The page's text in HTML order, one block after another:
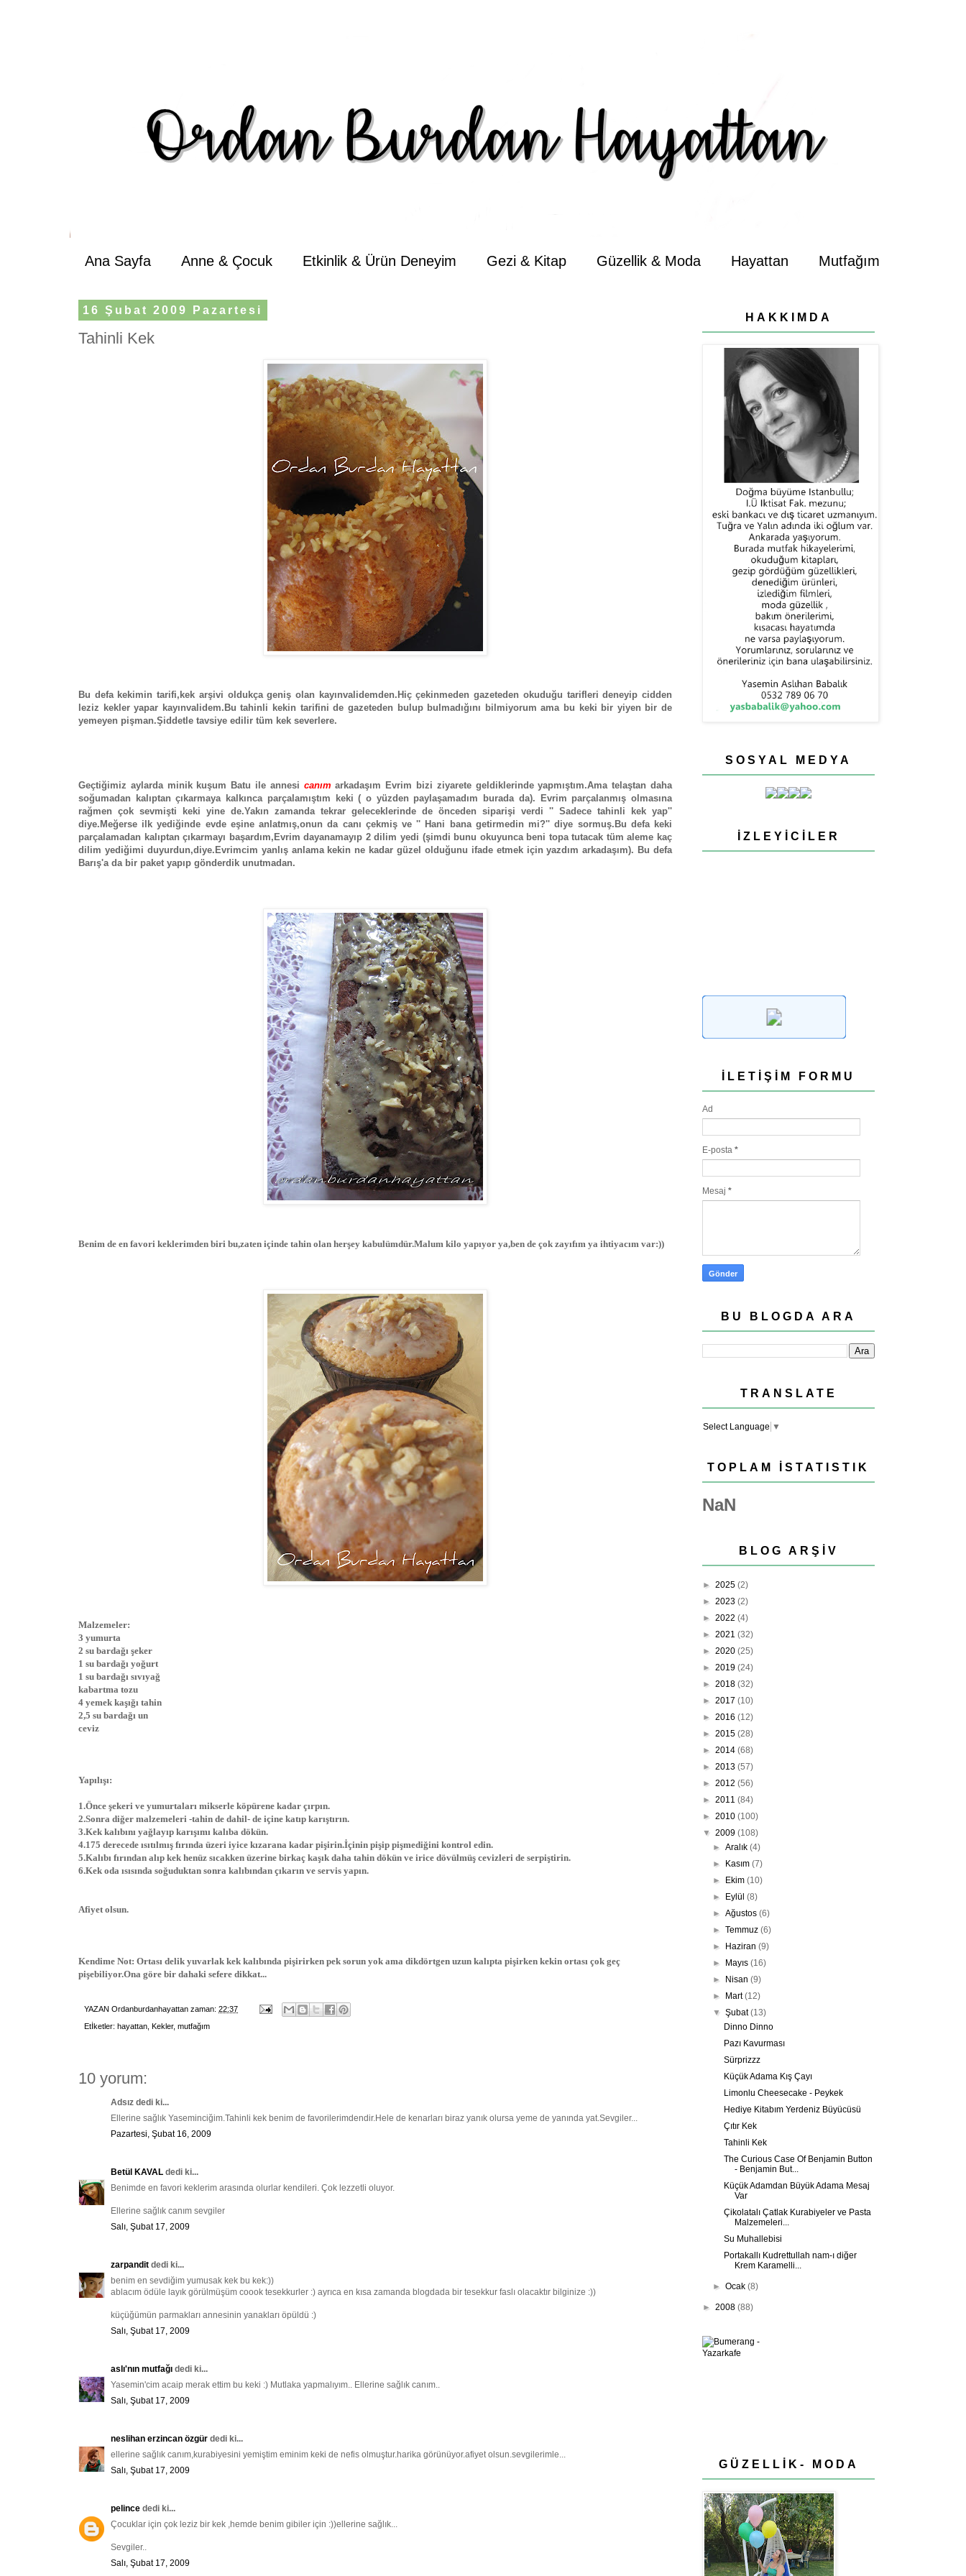
Ana Sayfa Anne & Çocuk Etkinlik & Ürün Deneyim Gezi & Kitap Güzellik & Moda Hayattan Mutfağım
16 Şubat 2009 Pazartesi
Tahinli Kek
Bu defa kekimin tarifi,kek arşivi oldukça geniş olan kayınvalidemden.Hiç çekinmeden gazeteden okuduğu tarifleri deneyip cidden
leziz kekler yapar kayınvalidem.Bu tahinli kekin tarifini de gazeteden bulup bulmadığını bilmiyorum ama bu keki bir yiyen bir de
yemeyen pişman.Şiddetle tavsiye edilir tüm kek severlere.
Geçtiğimiz aylarda minik kuşum Batu ile annesi canım arkadaşım Evrim bizi ziyarete geldiklerinde yapmıştım.Ama telaştan daha
soğumadan kalıptan çıkarmaya kalkınca parçalamıştım keki ( o yüzden paylaşamadım burada da). Evrim parçalanmış olmasına
rağmen çok sevmişti keki yine de.Yakın zamanda tekrar geleceklerinde de önceden siparişi verdi '' Sadece tahinli kek yap''
diye.Meğerse ilk yediğinde evde eşine anlatmış,onun da canı çekmiş ve '' Hani bana getirmedin mi?'' diye sormuş.Bu defa keki
parçalamadan kalıptan çıkarmayı başardım,Evrim dayanamayıp 2 dilim yedi (şimdi bunu okuyunca beni topa tutacak tüm aleme kaç
dilim yediğimi duyurdun,diye.Evrimcim yanlış anlama kekin ne kadar güzel olduğunu ifade etmek için yazdım arkadaşım). Bu defa
Barış'a da bir paket yapıp gönderdik unutmadan.
Benim de en favori keklerimden biri bu,zaten içinde tahin olan herşey kabulümdür.Malum kilo yapıyor ya,ben de çok zayıfım ya ihtiyacım var:))
Malzemeler:
3 yumurta
2 su bardağı şeker
1 su bardağı yoğurt
1 su bardağı sıvıyağ
kabartma tozu
4 yemek kaşığı tahin
2,5 su bardağı un
ceviz
Yapılışı:
1.Önce şekeri ve yumurtaları mikserle köpürene kadar çırpın.
2.Sonra diğer malzemeleri -tahin de dahil- de içine katıp karıştırın.
3.Kek kalıbını yağlayıp karışımı kalıba dökün.
4.175 derecede ısıtılmış fırında üzeri iyice kızarana kadar pişirin.İçinin pişip pişmediğini kontrol edin.
5.Kalıbı fırından alıp kek henüz sıcakken üzerine birkaç kaşık daha tahin dökün ve irice dövülmüş cevizleri de serpiştirin.
6.Kek oda ısısında soğuduktan sonra kalıbından çıkarın ve servis yapın.
Afiyet olsun.
Kendime Not: Ortası delik yuvarlak kek kalıbında pişirirken pek sorun yok ama dikdörtgen uzun kalıpta pişirken kekin ortası çok geç
pişebiliyor.Ona göre bir dahaki sefere dikkat...
YAZAN Ordanburdanhayattan zaman: 22:37
Etİketler: hayattan Kekler, mutfağım
10 yorum:
Adsız dedi ki...
Ellerine sağlık Yaseminciğim.Tahinli kek benim de favorilerimdendir.Hele de kenarları biraz yanık olursa yeme de yanında yat.Sevgiler...
Pazartesi, Şubat 16, 2009
Betül KAVAL dedi ki...
Benimde en favori keklerim arasında olurlar kendileri. Çok lezzetli oluyor.
Ellerine sağlık canım sevgiler
Salı, Şubat 17, 2009
zarpandit dedi ki...
benim en sevdiğim yumusak kek bu kek:))
ablacım ödüle layık görülmüşüm coook tesekkurler :) ayrıca en kısa zamanda blogdada bir tesekkur faslı olacaktır bilginize :))
küçüğümün parmakları annesinin yanakları öpüldü :)
Salı, Şubat 17, 2009
aslı'nın mutfağı dedi ki...
Yasemin'cim acaip merak ettim bu keki :) Mutlaka yapmalıyım.. Ellerine sağlık canım..
Salı, Şubat 17, 2009
neslihan erzincan özgür dedi ki...
ellerine sağlık canım,kurabiyesini yemiştim eminim keki de nefis olmuştur.harika görünüyor.afiyet olsun.sevgilerimle...
Salı, Şubat 17, 2009
pelince dedi ki...
Çocuklar için çok leziz bir kek ,hemde benim gibiler için :))ellerine sağlık...
Sevgiler..
Salı, Şubat 17, 2009
HAKKIMDA
SOSYAL MEDYA
İZLEYICILER
İLETIŞIM FORMU
Ad
E-posta *
Mesaj *
BU BLOGDA ARA
TRANSLATE
Select Language ▼
TOPLAM İSTATISTIK
NaN
BLOG ARŞIV
► 2025 (2)
► 2023 (2)
► 2022 (4)
► 2021 (32)
► 2020 (25)
► 2019 (24)
► 2018 (32)
► 2017 (10)
► 2016 (12)
► 2015 (28)
► 2014 (68)
► 2013 (57)
► 2012 (56)
► 2011 (84)
► 2010 (100)
▼ 2009 (108)
►Aralık(4)
► Kasım(7)
► Ekim(10)
► Eylül(8)
►Ağustos(6)
►Temmuz(6)
► Haziran(9)
► Mayıs(16)
► Nisan(9)
► Mart(12)
▼Şubat(13)
Dinno Dinno
Pazı Kavurması
Sürprizzz
Küçük Adama Kış Çayı
Limonlu Cheesecake - Peykek
Hediye Kitabım Yerdeniz Büyücüsü
Çıtır Kek
Tahinli Kek
The Curious Case Of Benjamin Button
- Benjamin But...
Küçük Adamdan Büyük Adama Mesaj
Var
Çikolatalı Çatlak Kurabiyeler ve Pasta
Malzemeleri...
Su Muhallebisi
Portakallı Kudrettullah nam-ı diğer
Krem Karamelli...
►Ocak(8)
► 2008 (88)
GÜZELLİK- MODA